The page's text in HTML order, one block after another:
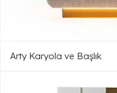
Arty Karyola ve Başlık